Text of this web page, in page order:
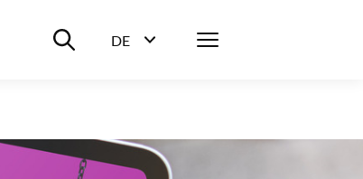
Suche ein-/ausblenden
DE
Menü